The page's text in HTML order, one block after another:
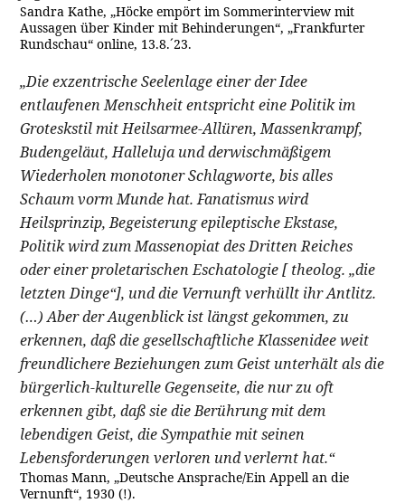
Sandra Kathe, „Höcke empört im Sommerinterview mit
Aussagen über Kinder mit Behinderungen“, „Frankfurter
Rundschau“ online, 13.8.´23.
„Die exzentrische Seelenlage einer der Idee
entlaufenen Menschheit entspricht eine Politik im
Groteskstil mit Heilsarmee-Allüren, Massenkrampf,
Budengeläut, Halleluja und derwischmäßigem
Wiederholen monotoner Schlagworte, bis alles
Schaum vorm Munde hat. Fanatismus wird
Heilsprinzip, Begeisterung epileptische Ekstase,
Politik wird zum Massenopiat des Dritten Reiches
oder einer proletarischen Eschatologie [ theolog. „die
letzten Dinge“], und die Vernunft verhüllt ihr Antlitz.
(…) Aber der Augenblick ist längst gekommen, zu
erkennen, daß die gesellschaftliche Klassenidee weit
freundlichere Beziehungen zum Geist unterhält als die
bürgerlich-kulturelle Gegenseite, die nur zu oft
erkennen gibt, daß sie die Berührung mit dem
lebendigen Geist, die Sympathie mit seinen
Lebensforderungen verloren und verlernt hat.“
Thomas Mann, „Deutsche Ansprache/Ein Appell an die
Vernunft“, 1930 (!).